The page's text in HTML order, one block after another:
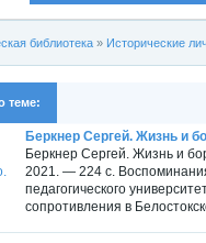
библиотека » Исторические
теме:
Беркнер Сергей. Жизнь и
Беркнер Сергей. Жизнь и
2021. — 224 с.
педагогического
сопротивления в